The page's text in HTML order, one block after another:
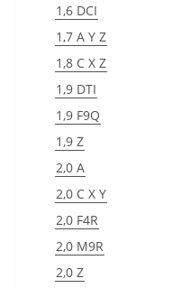
1,6 DCI
1,7 A Y Z
1,8 C X Z
1,9 DTI
1,9 F9Q
1,9 Z
2,0 A
2,0 C X Y
2,0 F4R
2,0 M9R
2,0 Z